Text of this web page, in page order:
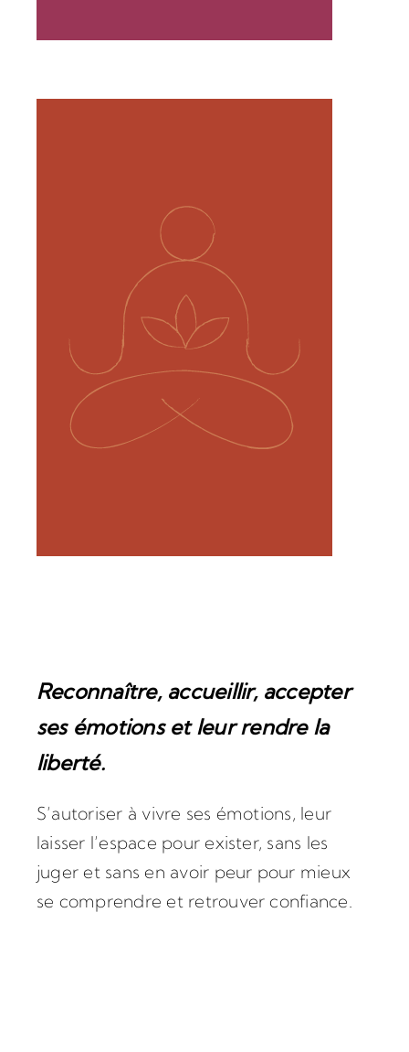
Reconnaître, accueillir, accepter
ses émotions et leur rendre la
liberté.
S’autoriser à vivre ses émotions, leur
laisser l’espace pour exister, sans les
juger et sans en avoir peur pour mieux
se comprendre et retrouver confiance.